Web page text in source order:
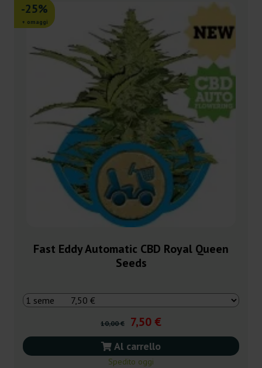
-25%
+ omaggi
Fast Eddy Automatic CBD Royal Queen
Seeds
10,00 € 7,50 €
Al carrello
Spedito oggi